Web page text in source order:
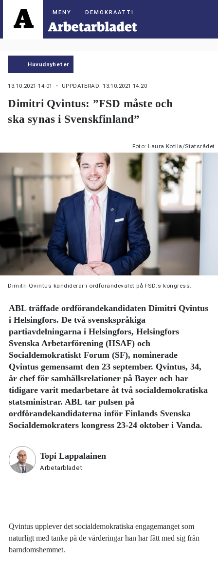
DEMOKRAATTI
Huvudnyheter
13.10.2021 14:01 ・ UPPDATERAD: 13.10.2021 14:20
Dimitri Qvintus: ”FSD måste och
ska synas i Svenskfinland”
Foto: Laura Kotila/Statsrådet
Dimitri Qvintus kandiderar i ordförandevalet på FSD:s kongress.
ABL träffade ordförandekandidaten Dimitri Qvintus
i Helsingfors. De två svenskspråkiga
partiavdelningarna i Helsingfors, Helsingfors
Svenska Arbetarförening (HSAF) och
Socialdemokratiskt Forum (SF), nominerade
Qvintus gemensamt den 23 september. Qvintus, 34,
är chef för samhällsrelationer på Bayer och har
tidigare varit medarbetare åt två socialdemokratiska
statsministrar. ABL tar pulsen på
ordförandekandidaterna inför Finlands Svenska
Socialdemokraters kongress 23-24 oktober i Vanda.
Topi Lappalainen
Arbetarbladet
Qvintus upplever det socialdemokratiska engagemanget som
naturligt med tanke på de värderingar han har fått med sig från
barndomshemmet.